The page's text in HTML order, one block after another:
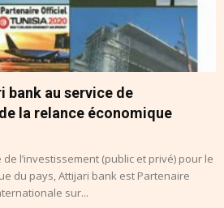
bank au service de
la relance économique
de l’investissement (public et privé) pour le
du pays, Attijari bank est Partenaire
sur...